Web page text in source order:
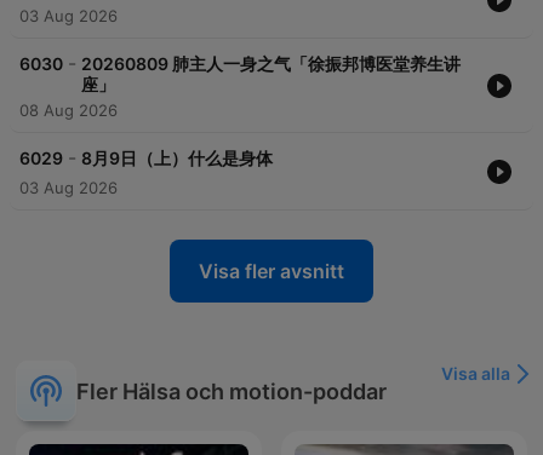
03 Aug 2026
6030 - 20260809 肺主人一身之气「徐振邦博医堂养生讲
座」
08 Aug 2026
6029 - 8月9日（上）什么是身体
03 Aug 2026
Visa fler avsnitt
Fler Hälsa och motion-poddar
Visa alla